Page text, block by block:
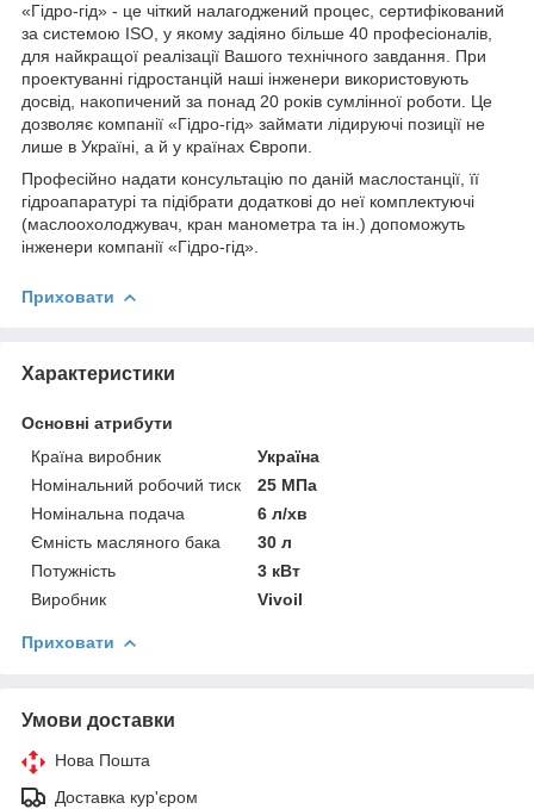
«Гідро-гід» - це чіткий налагоджений процес, сертифікований
за системою ISO, у якому задіяно більше 40 професіоналів,
для найкращої реалізації Вашого технічного завдання. При
проектуванні гідростанцій наші інженери використовують
досвід, накопичений за понад 20 років сумлінної роботи. Це
дозволяє компанії «Гідро-гід» займати лідируючі позиції не
лише в Україні, а й у країнах Європи.
Професійно надати консультацію по даній маслостанції, її
гідроапаратурі та підібрати додаткові до неї комплектуючі
(маслоохолоджувач, кран манометра та ін.) допоможуть
інженери компанії «Гідро-гід».
Приховати
Характеристики
Основні атрибути
Країна виробник
Україна
Номінальний робочий тиск
25 МПа
Номінальна подача
6 л/хв
Ємність масляного бака
30 л
Потужність
3 кВт
Виробник
Vivoil
Приховати
Умови доставки
Нова Пошта
Доставка кур'єром